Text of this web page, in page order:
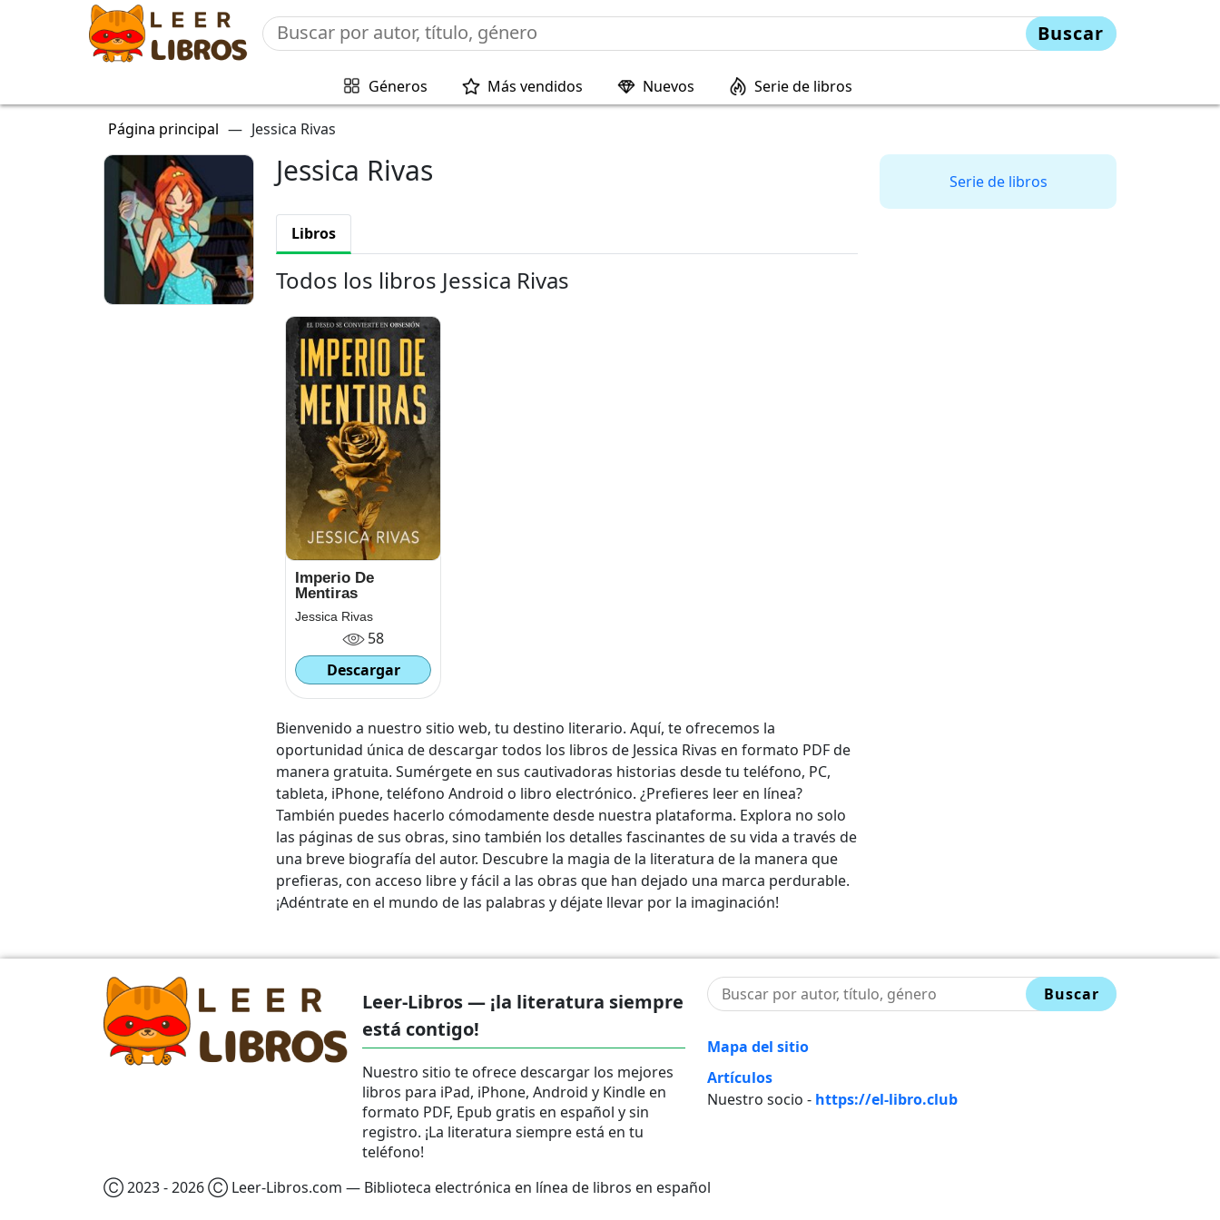
Buscar
Géneros Más vendidos Nuevos Serie de libros
Página principal — Jessica Rivas
Jessica Rivas
Libros
Todos los libros Jessica Rivas
Imperio De
Mentiras
Jessica Rivas
58
Descargar
Bienvenido a nuestro sitio web, tu destino literario. Aquí, te ofrecemos la
oportunidad única de descargar todos los libros de Jessica Rivas en formato PDF de
manera gratuita. Sumérgete en sus cautivadoras historias desde tu teléfono, PC,
tableta, iPhone, teléfono Android o libro electrónico. ¿Prefieres leer en línea?
También puedes hacerlo cómodamente desde nuestra plataforma. Explora no solo
las páginas de sus obras, sino también los detalles fascinantes de su vida a través de
una breve biografía del autor. Descubre la magia de la literatura de la manera que
prefieras, con acceso libre y fácil a las obras que han dejado una marca perdurable.
¡Adéntrate en el mundo de las palabras y déjate llevar por la imaginación!
Serie de libros
Leer-Libros — ¡la literatura siempre
está contigo!
Nuestro sitio te ofrece descargar los mejores
libros para iPad, iPhone, Android y Kindle en
formato PDF, Epub gratis en español y sin
registro. ¡La literatura siempre está en tu
teléfono!
Buscar
Mapa del sitio
Artículos
Nuestro socio - https://el-libro.club
Ⓒ 2023 - 2026 Ⓒ Leer-Libros.com — Biblioteca electrónica en línea de libros en español